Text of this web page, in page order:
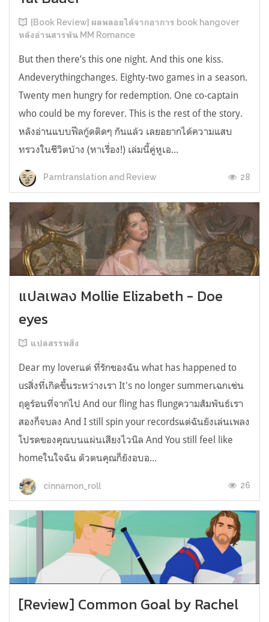
[Book Review] ผลพลอยได้จากอาการ book hangover
หลังอ่านสารพัน MM Romance
But then there’s this one night. And this one kiss.
Andeverythingchanges. Eighty-two games in a season.
Twenty men hungry for redemption. One co-captain
who could be my forever. This is the rest of the story.
หลังอ่านแบบฟีลกู้ดติดๆ กันแล้ว เลยอยากได้ความแสบ
ทรวงในชีวิตบ้าง (หาเรื่อง!) เล่มนี้คู่หูเอ...
Parntranslation and Review 28
แปลเพลง Mollie Elizabeth - Doe
eyes
แปลสรรพสิ่ง
Dear my loverแด่ ที่รักของฉัน what has happened to
usสิ่งที่เกิดขึ้นระหว่างเรา It's no longer summerเฉกเช่น
ฤดูร้อนที่จากไป And our fling has flungความสัมพันธ์เรา
สองก็จบลง And I still spin your recordsแต่ฉันยังเล่นเพลง
โปรดของคุณบนแผ่นเสียงไวนิล And You still feel like
homeในใจฉัน ตัวตนคุณก็ยังอบอ...
cinnamon_roll 26
[Review] Common Goal by Rachel